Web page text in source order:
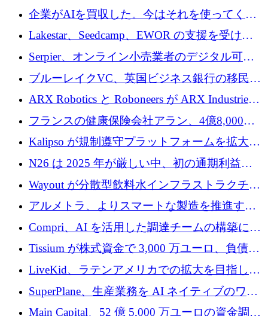
追いつきつつある」
企業がAIを買収した。今はそれを使ってくれ
る人々が必要です
Lakestar、Seedcamp、EWOR の支援を受け、
SE3 が自律システム用の空間 AI プラットフォ
ームを発表
Serpier、オンライン小売業者のデジタル可視
性向上を支援するために 140 万ユーロを調達
ブルーレイクVC、英国ビジネス銀行の移民主
導スタートアップ支援で初のファンド獲得に
ARX Robotics と Roboneers が ARX Industries
を設立し、無人地上車両の生産を拡大
フランスの健康保険会社アラン、4億8,000万
ユーロの資金調達ラウンドで合意
Kalipso が規制遵守プラットフォームを拡大す
るために 320 万ドルを調達
N26 は 2025 年が厳しい中、初の通期利益を
達成
Wayout が分散型飲料水インフラストラクチャ
プラットフォームを拡張するために 242 万ユ
ーロを調達
アルメトラ、よりスマートな製造を推進する
ためにシリーズ A で 1,630 万ユーロを確保
Compri、AI を活用した調達チームの構築に
320 万ユーロを確保
Tissium が株式資金で 3,000 万ユーロ、負債で
3,000 万ユーロを調達
LiveKid、ラテンアメリカでの拡大を目指して
Aldea を買収
SuperPlane、生産業務を AI ネイティブのワー
クフロー層に変えるために 260 万ドルを確保
Main Capital、52 億 5,000 万ユーロの資金調達